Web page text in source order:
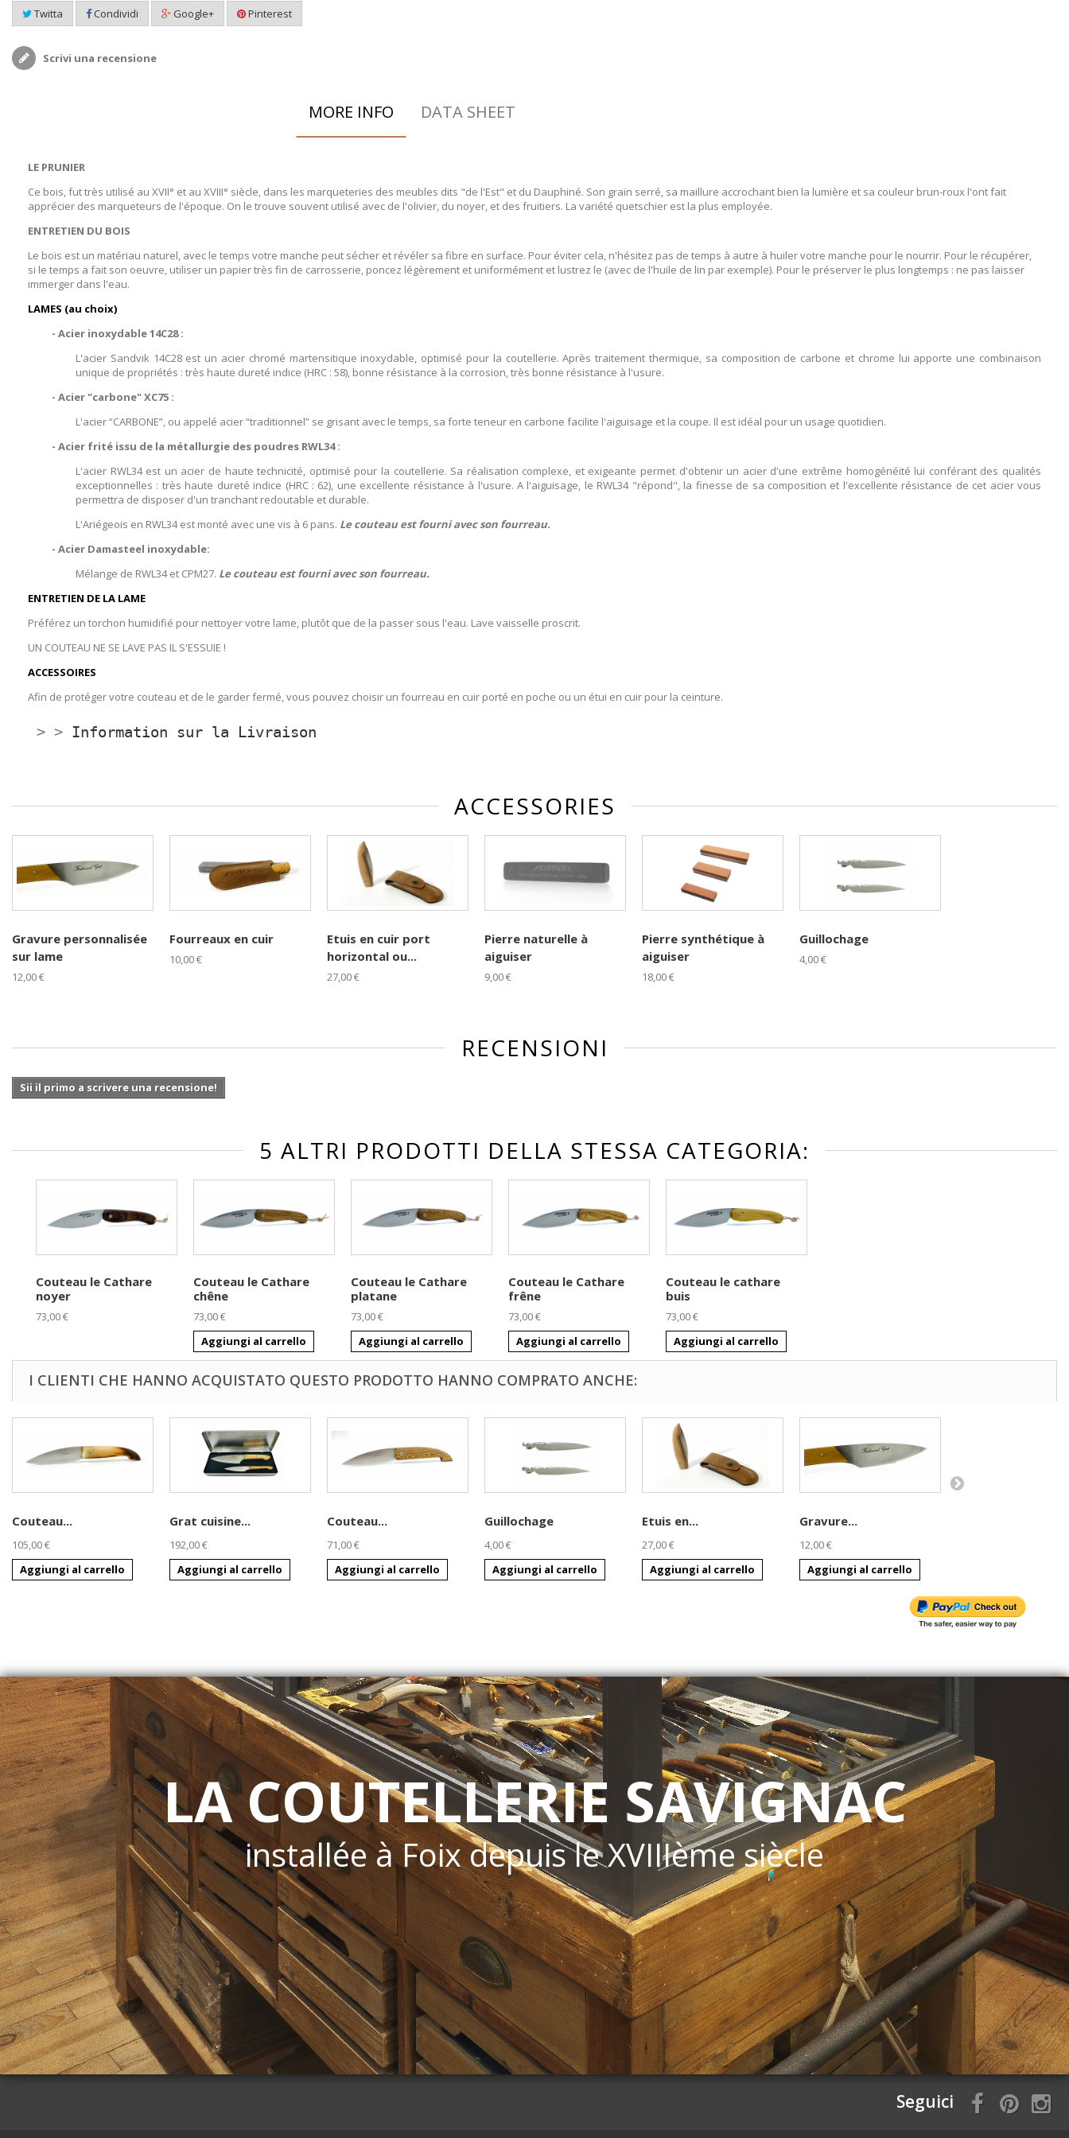
Twitta Condividi Google+ Pinterest
Scrivi una recensione
MORE INFO DATA SHEET
LE PRUNIER
Ce bois, fut très utilisé au XVII° et au XVIII° siècle, dans les marqueteries des meubles dits "de l'Est" et du Dauphiné. Son grain serré, sa maillure accrochant bien la lumière et sa couleur brun-roux l'ont fait
apprécier des marqueteurs de l'époque. On le trouve souvent utilisé avec de l'olivier, du noyer, et des fruitiers. La variété quetschier est la plus employée.
ENTRETIEN DU BOIS
Le bois est un matériau naturel, avec le temps votre manche peut sécher et révéler sa fibre en surface. Pour éviter cela, n'hésitez pas de temps à autre à huiler votre manche pour le nourrir. Pour le récupérer,
si le temps a fait son oeuvre, utiliser un papier très fin de carrosserie, poncez légèrement et uniformément et lustrez le (avec de l'huile de lin par exemple). Pour le préserver le plus longtemps : ne pas laisser
immerger dans l'eau.
LAMES (au choix)
- Acier inoxydable 14C28 :
L'acier Sandvik 14C28 est un acier chromé martensitique inoxydable, optimisé pour la coutellerie. Après traitement thermique, sa composition de carbone et chrome lui apporte une combinaison
unique de propriétés : très haute dureté indice (HRC : 58), bonne résistance à la corrosion, très bonne résistance à l'usure.
- Acier "carbone" XC75 :
L'acier “CARBONE”, ou appelé acier “traditionnel” se grisant avec le temps, sa forte teneur en carbone facilite l'aiguisage et la coupe. Il est idéal pour un usage quotidien.
- Acier frité issu de la métallurgie des poudres RWL34 :
L'acier RWL34 est un acier de haute technicité, optimisé pour la coutellerie. Sa réalisation complexe, et exigeante permet d'obtenir un acier d'une extrême homogénéité lui conférant des qualités
exceptionnelles : très haute dureté indice (HRC : 62), une excellente résistance à l'usure. A l'aiguisage, le RWL34 "répond", la finesse de sa composition et l'excellente résistance de cet acier vous
permettra de disposer d'un tranchant redoutable et durable.
L'Ariégeois en RWL34 est monté avec une vis à 6 pans. Le couteau est fourni avec son fourreau.
- Acier Damasteel inoxydable:
Mélange de RWL34 et CPM27. Le couteau est fourni avec son fourreau.
ENTRETIEN DE LA LAME
Préférez un torchon humidifié pour nettoyer votre lame, plutôt que de la passer sous l'eau. Lave vaisselle proscrit.
UN COUTEAU NE SE LAVE PAS IL S'ESSUIE !
ACCESSOIRES
Afin de protéger votre couteau et de le garder fermé, vous pouvez choisir un fourreau en cuir porté en poche ou un étui en cuir pour la ceinture.
> > Information sur la Livraison
ACCESSORIES
Gravure personnalisée
sur lame
12,00 €
Fourreaux en cuir
10,00 €
Etuis en cuir port
horizontal ou...
27,00 €
Pierre naturelle à
aiguiser
9,00 €
Pierre synthétique à
aiguiser
18,00 €
Guillochage
4,00 €
RECENSIONI
Sii il primo a scrivere una recensione!
5 ALTRI PRODOTTI DELLA STESSA CATEGORIA:
Couteau le Cathare
noyer
73,00 €
Couteau le Cathare
chêne
73,00 €
Aggiungi al carrello
Couteau le Cathare
platane
73,00 €
Aggiungi al carrello
Couteau le Cathare
frêne
73,00 €
Aggiungi al carrello
Couteau le cathare
buis
73,00 €
Aggiungi al carrello
I CLIENTI CHE HANNO ACQUISTATO QUESTO PRODOTTO HANNO COMPRATO ANCHE:
Couteau...
105,00 €
Aggiungi al carrello
Grat cuisine...
192,00 €
Aggiungi al carrello
Couteau...
71,00 €
Aggiungi al carrello
Guillochage
4,00 €
Aggiungi al carrello
Etuis en...
27,00 €
Aggiungi al carrello
Gravure...
12,00 €
Aggiungi al carrello
LA COUTELLERIE SAVIGNAC
installée à Foix depuis le XVIIIème siècle
Seguici